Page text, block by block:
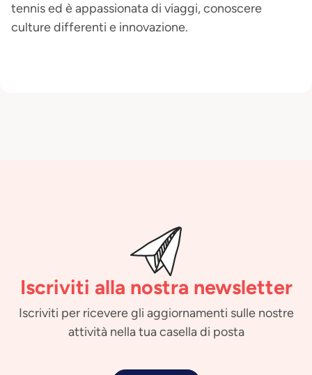
tennis ed è appassionata di viaggi, conoscere
culture differenti e innovazione.
Iscriviti alla nostra newsletter
Iscriviti per ricevere gli aggiornamenti sulle nostre
attività nella tua casella di posta